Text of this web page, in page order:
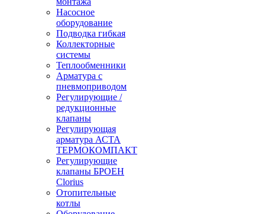
Насосное
оборудование
Подводка гибкая
Коллекторные
системы
Теплообменники
Арматура с
пневмоприводом
Регулирующие /
редукционные
клапаны
Регулирующая
арматура АСТА
ТЕРМОКОМПАКТ
Регулирующие
клапаны БРОЕН
Clorius
Отопительные
котлы